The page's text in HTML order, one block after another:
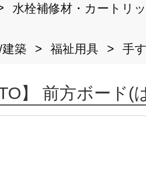
水栓補修材・カートリ
築
> 福祉用具 > 手
】 前方ボード(